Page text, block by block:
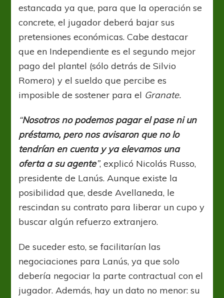
estancada ya que, para que la operación se
concrete, el jugador deberá bajar sus
pretensiones económicas. Cabe destacar
que en Independiente es el segundo mejor
pago del plantel (sólo detrás de Silvio
Romero) y el sueldo que percibe es
imposible de sostener para el Granate.
“Nosotros no podemos pagar el pase ni un
préstamo, pero nos avisaron que no lo
tendrían en cuenta y ya elevamos una
oferta a su agente”, explicó Nicolás Russo,
presidente de Lanús. Aunque existe la
posibilidad que, desde Avellaneda, le
rescindan su contrato para liberar un cupo y
buscar algún refuerzo extranjero.
De suceder esto, se facilitarían las
negociaciones para Lanús, ya que solo
debería negociar la parte contractual con el
jugador. Además, hay un dato no menor: su